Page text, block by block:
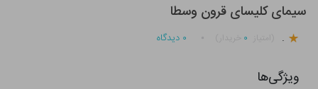
سیمای کلیسای قرون وسطا
. ۰ ۰ دیدگاه
ویژگی‌ها